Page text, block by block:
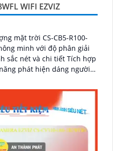
WIFI EZVIZ
mặt trời CS-CB5-R100-
minh với độ phân giải
sắc nét và chi tiết Tích hợp
phát hiện dáng người
lắp đặt trong mọi điều
CB5-R100-2F8WFL có
động, Wifi Không Dây,
biệt người & phương